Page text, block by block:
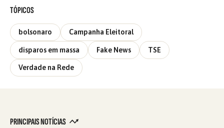
TÓPICOS
bolsonaro Campanha Eleitoral
disparos em massa Fake News TSE
Verdade na Rede
PRINCIPAIS NOTÍCIAS